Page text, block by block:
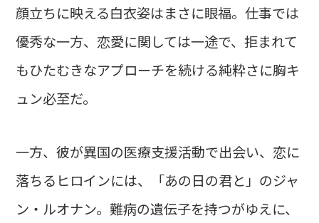
顔立ちに映える白衣姿はまさに眼福。仕事では
優秀な一方、恋愛に関しては一途で、拒まれて
もひたむきなアプローチを続ける純粋さに胸キ
ュン必至だ。
一方、彼が異国の医療支援活動で出会い、恋に
落ちるヒロインには、「あの日の君と」のジャ
ン・ルオナン。難病の遺伝子を持つがゆえに、